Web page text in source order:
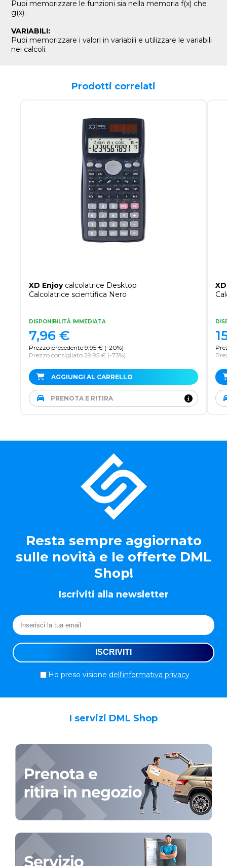
Puoi memorizzare le funzioni sia nella memoria f(x) che
g(x).
VARIABILI:
Puoi memorizzare i valori in variabili e utilizzare le variabili
nei calcoli.
Prodotti correlati
XD Enjoycalcolatrice Desktop
Calcolatrice scientifica Nero
DISPONIBILITÀ IMMEDIATA
Prezzo precedente 9,95 € (-20%)
Prezzo consigliato 29,95 € (-73%)
7,96 €
AGGIUNGI AL CARRELLO
PRENOTA E RITIRA
Resta sempre aggiornato
sulle novità e le offerte DML
Shop!
Iscriviti alla newsletter
Ho preso visione dell'informativa privacy
I servizi DML Shop